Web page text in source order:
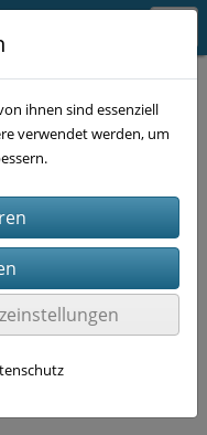
ihnen sind essenziell
verwendet werden, um